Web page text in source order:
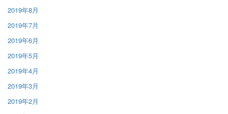
2019年8月
2019年7月
2019年6月
2019年5月
2019年4月
2019年3月
2019年2月